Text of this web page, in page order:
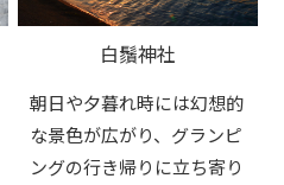
白鬚神社
朝日や夕暮れ時には幻想的
な景色が広がり、グランピ
ングの行き帰りに立ち寄り